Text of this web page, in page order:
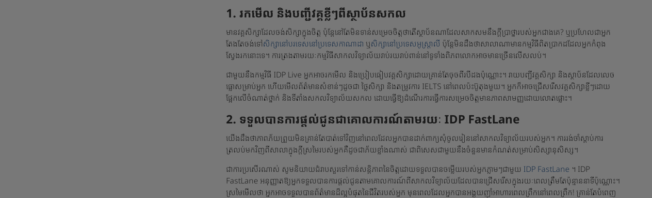
1. រកមើល និងបញ្ជីវគ្គខ្លីៗពីស្ថាប័នសកល
មានវគ្គសិក្សាដែលចង់សិក្សាក្នុងចិត្ត ប៉ុន្តែនៅតែមិនទាន់សម្រេចចិត្តថាតើស្ថាប័នណាដែលសាកសមនឹងក្តីប្រាថ្នារបស់អ្នកជាងគេ? ឬប្រហែលជាអ្នក
តែងតែចង់ទៅសិក្សានៅបរទេសនៅប្រទេសកាណាដា ឬសិក្សានៅប្រទេសអូស្ត្រាលី ប៉ុន្តែមិនដឹងថាសាលាណាមានកម្មវិធីពិតប្រាកដដែលអ្នកកំពុង
ស្វែងរកនោះទេ។ ការត្រងតាមរយៈកម្មវិធីសាកលវិទ្យាល័យរាប់រយរាប់ពាន់នៅទូទាំងពិភពលោកអាចមានច្រើនលើសលប់។
ជាមួយនឹងកម្មវិធី IDP Live អ្នកអាចរកមើល និងប្រៀបធៀបវគ្គសិក្សាដោយគ្រាន់តែចុចពីរបីដងប៉ុណ្ណោះ។ រាយបញ្ជីវគ្គសិក្សា និងស្ថាប័នដែលលេច
ធ្លោសម្រាប់អ្នក ហើយមើលព័ត៌មានសំខាន់ៗដូចជា ថ្លៃសិក្សា និងតម្រូវការ IELTS នៅពេលប៉ះប៊ូតុងមួយ។ អ្នកក៏អាចជ្រើសរើសវគ្គសិក្សាខ្លីៗដោយ
ផ្អែកលើចំណាត់ថ្នាក់ និងទីតាំងសកលវិទ្យាល័យសកល ដោយធ្វើឱ្យដំណើរការធ្វើការសម្រេចចិត្តមានភាពសាមញ្ញដោយលោតផ្លោះ។
2. ទទួលបានការផ្តល់ជូនជាគោលការណ៍តាមរយៈ IDP FastLane
យើងដឹងថាភាពភ័យព្រួយមិនគ្រាន់តែបាត់ទៅវិញនៅពេលដែលអ្នកបានដាក់ពាក្យសុំចូលរៀននៅសាកលវិទ្យាល័យរបស់អ្នក។ ការរង់ចាំស្តាប់ការ
ត្រលប់មកវិញពីសាលាក្នុងក្តីស្រមៃរបស់អ្នកគឺដូចជាភ័យខ្លាំងណាស់ ជាពិសេសជាមួយនឹងចំនួនមានកំណត់សម្រាប់សិស្សានុសិស្ស។
ជាការប្រសើរណាស់ សូមនិយាយជំរាបសួរទៅកាន់សន្តិភាពនៃចិត្តដោយទទួលបានចម្លើយរបស់អ្នកភ្លាមៗជាមួយ IDP FastLane ។ IDP
FastLane អនុញ្ញាតឱ្យអ្នកទទួលបានការផ្តល់ជូនតាមគោលការណ៍ពីសាកលវិទ្យាល័យដែលបានជ្រើសរើសក្នុងរយៈពេលត្រឹមតែប៉ុន្មាននាទីប៉ុណ្ណោះ។
ស្រមៃមើលថា អ្នកអាចទទួលបានព័ត៌មានដ៏ល្អបំផុតនៃជីវិតរបស់អ្នក មុនពេលដែលអ្នកបានអង្គុយញ៉ាំអាហារពេលព្រឹកនៅពេលព្រឹក! គ្រាន់​តែ​បំពេញ​